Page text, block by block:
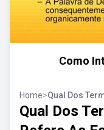
Como
Home>Qual Dos
Qual Dos